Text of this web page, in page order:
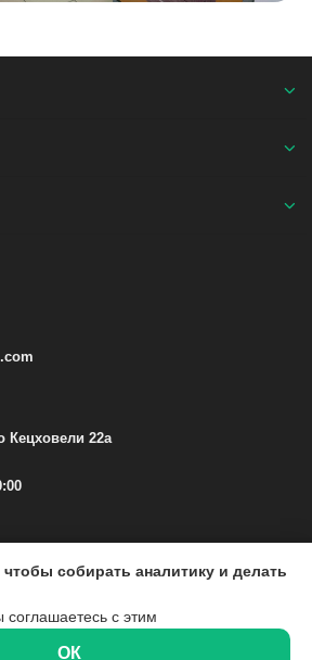
Кецховели 22а
чтобы собирать аналитику и делать
соглашаетесь с этим
ОК